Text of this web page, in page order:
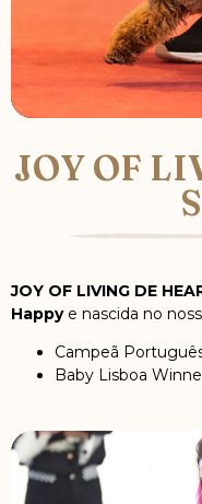
JOY OF
JOY OF LIVING DE
Happy e nascida no
Campeã
Baby Lisboa